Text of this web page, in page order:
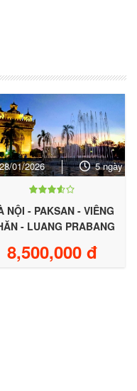
28/01/2026 5 ngày
NỘI - PAKSAN - VIÊNG
- LUANG PRABANG
8,500,000 đ